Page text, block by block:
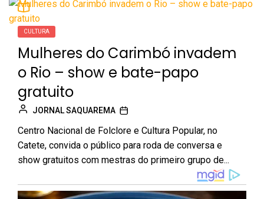
CULTURA
Mulheres do Carimbó invadem
o Rio – show e bate-papo
gratuito
JORNAL SAQUAREMA
Centro Nacional de Folclore e Cultura Popular, no
Catete, convida o público para roda de conversa e
show gratuitos com mestras do primeiro grupo de...